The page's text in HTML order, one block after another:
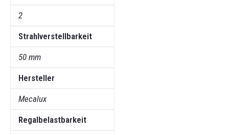
2
Strahlverstellbarkeit
50 mm
Hersteller
Mecalux
Regalbelastbarkeit